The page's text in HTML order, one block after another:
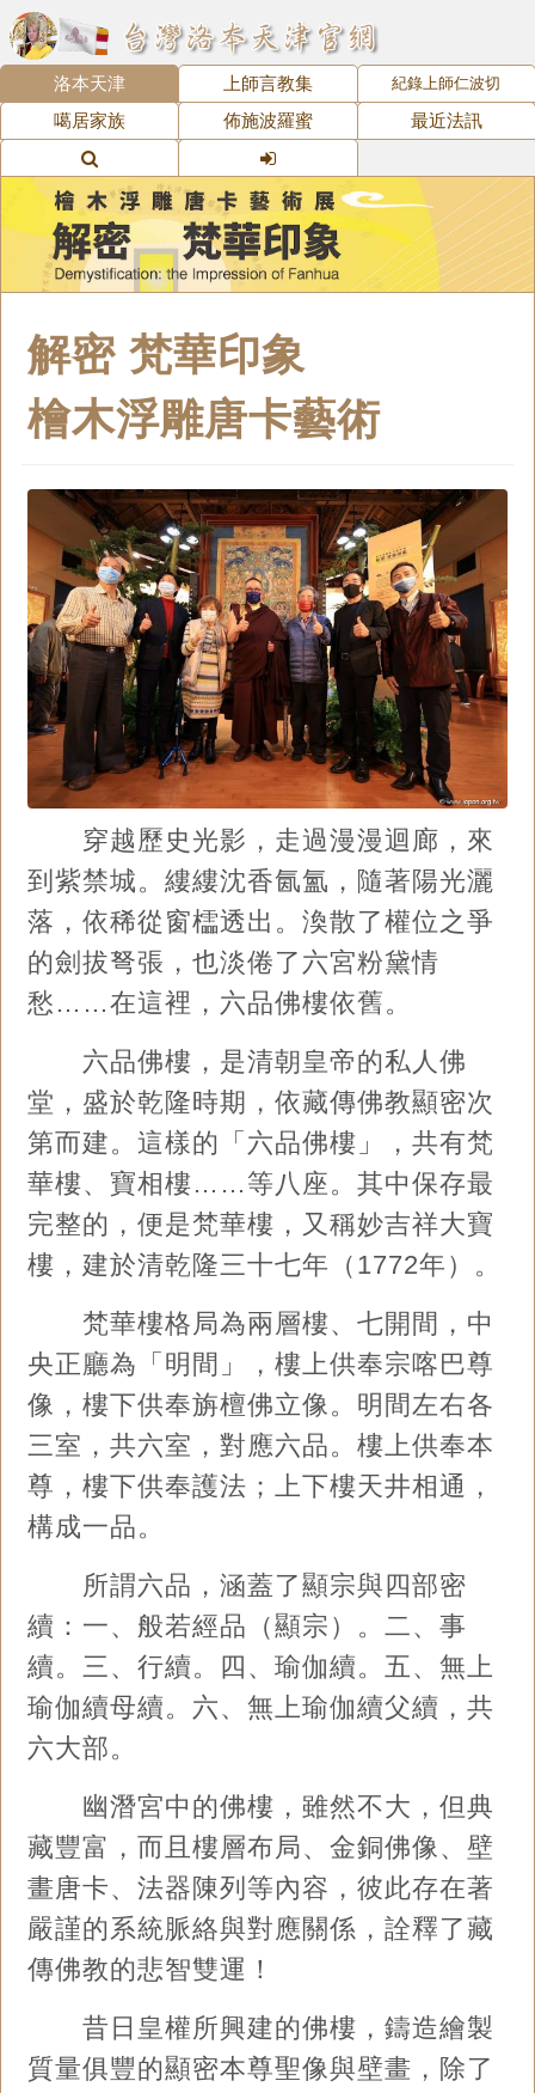
洛本天津 上師言教集 紀錄上師仁波切
噶居家族 佈施波羅蜜 最近法訊
解密 梵華印象
檜木浮雕唐卡藝術
穿越歷史光影，走過漫漫迴廊，來
到紫禁城。縷縷沈香氤氳，隨著陽光灑
落，依稀從窗櫺透出。渙散了權位之爭
的劍拔弩張，也淡倦了六宮粉黛情
愁……在這裡，六品佛樓依舊。
六品佛樓，是清朝皇帝的私人佛
堂，盛於乾隆時期，依藏傳佛教顯密次
第而建。這樣的「六品佛樓」，共有梵
華樓、寶相樓……等八座。其中保存最
完整的，便是梵華樓，又稱妙吉祥大寶
樓，建於清乾隆三十七年（1772年）。
梵華樓格局為兩層樓、七開間，中
央正廳為「明間」，樓上供奉宗喀巴尊
像，樓下供奉旃檀佛立像。明間左右各
三室，共六室，對應六品。樓上供奉本
尊，樓下供奉護法；上下樓天井相通，
構成一品。
所謂六品，涵蓋了顯宗與四部密
續：一、般若經品（顯宗）。二、事
續。三、行續。四、瑜伽續。五、無上
瑜伽續母續。六、無上瑜伽續父續，共
六大部。
幽潛宮中的佛樓，雖然不大，但典
藏豐富，而且樓層布局、金銅佛像、壁
畫唐卡、法器陳列等內容，彼此存在著
嚴謹的系統脈絡與對應關係，詮釋了藏
傳佛教的悲智雙運！
昔日皇權所興建的佛樓，鑄造繪製
質量俱豐的顯密本尊聖像與壁畫，除了